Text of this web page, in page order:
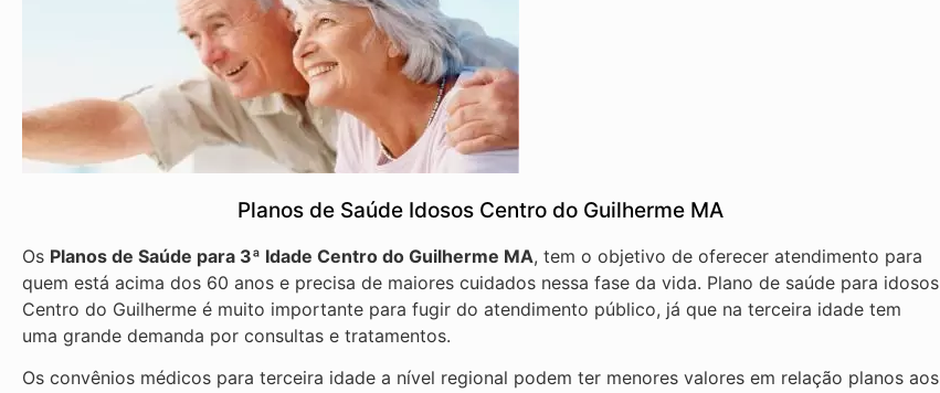
Planos de Saúde Idosos Centro do Guilherme MA
Os Planos de Saúde para 3ª Idade Centro do Guilherme MA, tem o objetivo de oferecer atendimento para
quem está acima dos 60 anos e precisa de maiores cuidados nessa fase da vida. Plano de saúde para idosos
Centro do Guilherme é muito importante para fugir do atendimento público, já que na terceira idade tem
uma grande demanda por consultas e tratamentos.
Os convênios médicos para terceira idade a nível regional podem ter menores valores em relação planos aos